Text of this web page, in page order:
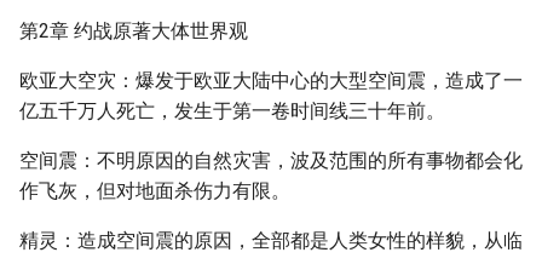
第2章 约战原著大体世界观
欧亚大空灾：爆发于欧亚大陆中心的大型空间震，造成了一
亿五千万人死亡，发生于第一卷时间线三十年前。
空间震：不明原因的自然灾害，波及范围的所有事物都会化
作飞灰，但对地面杀伤力有限。
精灵：造成空间震的原因，全部都是人类女性的样貌，从临